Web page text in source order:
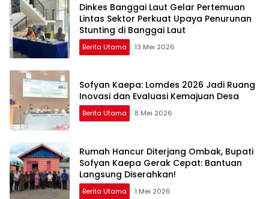
Dinkes Banggai Laut Gelar Pertemuan
Lintas Sektor Perkuat Upaya Penurunan
Stunting di Banggai Laut
Berita Utama 13 Mei 2026
Sofyan Kaepa: Lomdes 2026 Jadi Ruang
Inovasi dan Evaluasi Kemajuan Desa
Berita Utama 8 Mei 2026
Rumah Hancur Diterjang Ombak, Bupati
Sofyan Kaepa Gerak Cepat: Bantuan
Langsung Diserahkan!
Berita Utama 1 Mei 2026